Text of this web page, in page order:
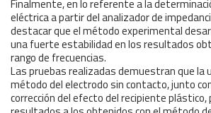
Finalmente, en lo referente a la
eléctrica a partir del analizador de
destacar que el método experimental
una fuerte estabilidad en los resultados
rango de frecuencias.
Las pruebas realizadas demuestran que la
método del electrodo sin contacto, junto
corrección del efecto del recipiente